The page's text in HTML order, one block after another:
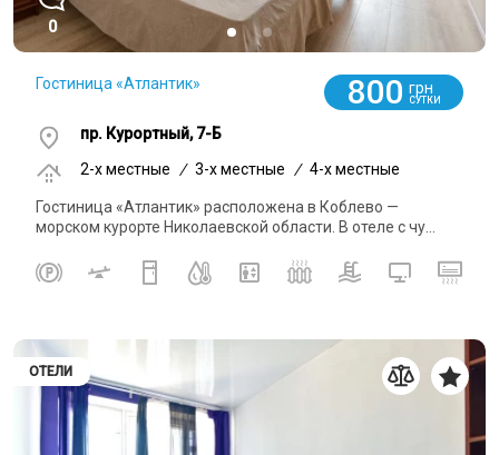
0
Гостиница «Атлантик» 800 грн
СУТКИ
пр. Курортный, 7-Б
2-x местные
/ 3-x местные / 4-x местные
Гостиница «Атлантик» расположена в Коблево —
морском курорте Николаевской области. В отеле с чу...
ОТЕЛИ